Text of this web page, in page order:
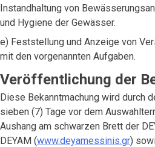
Instandhaltung von
und Hygiene der Gewässer.
e) Feststellung und Anzeige von
mit den vorgenannten Aufgaben.
Veröffentlichung der
Diese Bekanntmachung wird durch
sieben (7) Tage vor dem
Aushang am schwarzen Brett der
DEYAM (www.deyamessinis.gr)